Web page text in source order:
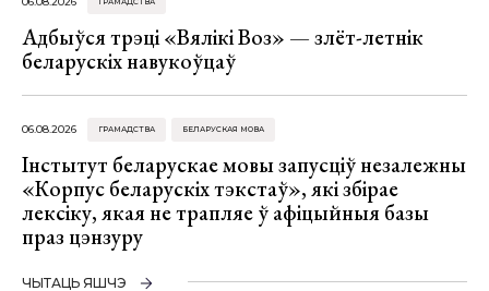
Адбыўся трэці «Вялікі Воз» — злёт-летнік
беларускіх навукоўцаў
06.08.2026 ГРАМАДСТВА БЕЛАРУСКАЯ МОВА
Інстытут беларускае мовы запусціў незалежны
«Корпус беларускіх тэкстаў», які збірае
лексіку, якая не трапляе ў афіцыйныя базы
праз цэнзуру
ЧЫТАЦЬ ЯШЧЭ